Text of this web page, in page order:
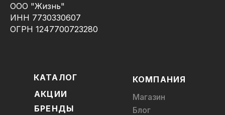
ООО "Жизнь"
ИНН 7730330607
ОГРН 1247700723280
КАТАЛОГ
БРЕНДЫ
АКЦИИ
Магазин
Блог
КОМПАНИЯ